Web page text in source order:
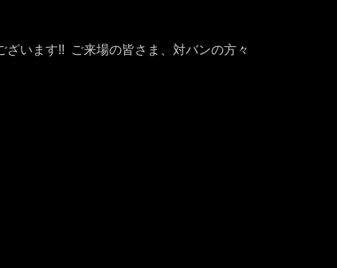
ざいます!! ご来場の皆さま、対バンの方々